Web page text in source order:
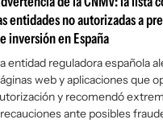
Argentina
España
Estados Unidos
entidades no autorizadas a
inversión en España
entidad reguladora española
web y aplicaciones que
y recomendó
ante posibles